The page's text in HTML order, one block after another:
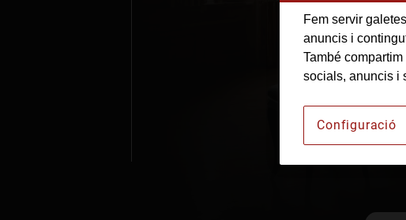
Programes i Activitats
Institut Barcelonès d'Art
Fem servir
anuncis i
També
socials, anuncis i
Configuració